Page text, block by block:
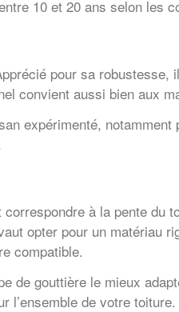
10 et 20 ans selon les
pour sa
convient aussi bien aux
expérimenté,
à la pente du
opter pour un matériau
compatible.
de gouttière le mieux
l’ensemble de votre toiture.